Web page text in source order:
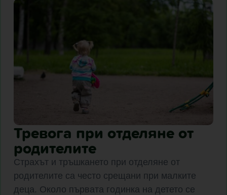
Тревога при отделяне от
родителите
Страхът и тръшкането при отделяне от
родителите са често срещани при малките
деца. Около първата годинка на детето се